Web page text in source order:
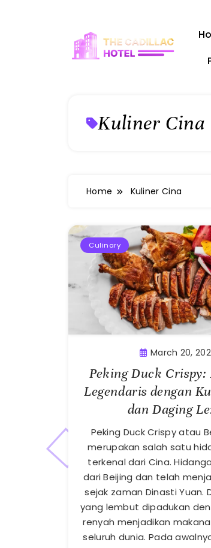
Kuliner Cina
Home Kuliner Cina
Culinary
March 20,
Peking Duck Crispy:
Legendaris dengan
dan Daging
Peking Duck Crispy atau
merupakan salah satu
terkenal dari Cina.
dari Beijing dan telah
sejak zaman Dinasti Yuan.
yang lembut dipadukan
renyah menjadikan
seluruh dunia. Pada